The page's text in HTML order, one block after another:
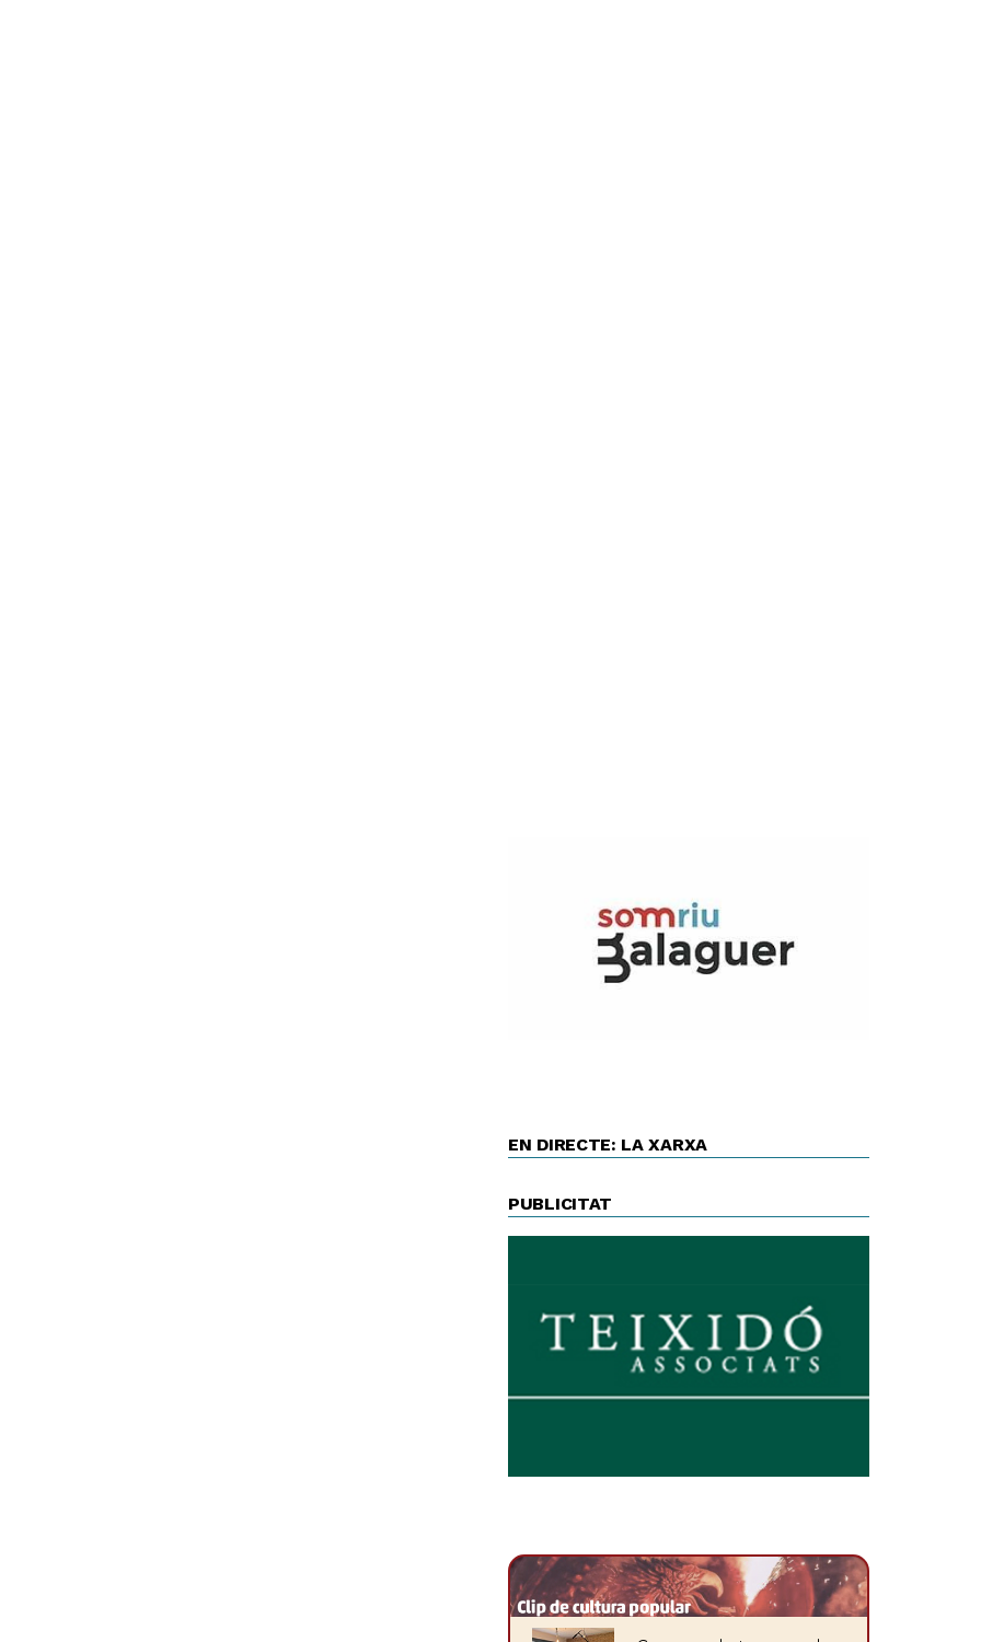
EN DIRECTE: LA XARXA
PUBLICITAT